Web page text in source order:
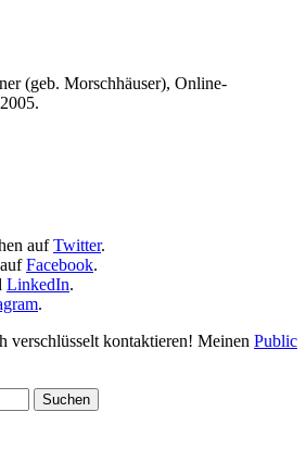
(geb. Morschhäuser), Online-
aufTwitter.
Facebook.
LinkedIn.
.
verschlüsselt kontaktieren! Meinen Public